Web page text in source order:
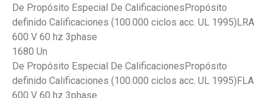
De Propósito Especial De CalificacionesPropósito
definido Calificaciones (100.000 ciclos acc. UL 1995)LRA
600 V 60 hz 3phase
1680 Un
De Propósito Especial De CalificacionesPropósito
definido Calificaciones (100.000 ciclos acc. UL 1995)FLA
600 V 60 hz 3phase